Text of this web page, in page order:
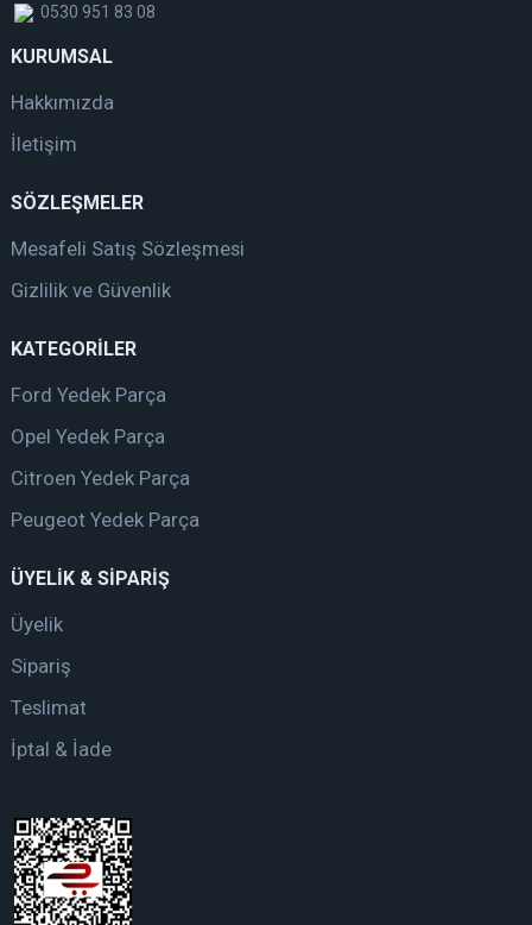
0530 951 83 08
KURUMSAL
Hakkımızda
İletişim
SÖZLEŞMELER
Mesafeli Satış Sözleşmesi
Gizlilik ve Güvenlik
KATEGORİLER
Ford Yedek Parça
Opel Yedek Parça
Citroen Yedek Parça
Peugeot Yedek Parça
ÜYELİK & SİPARİŞ
Üyelik
Sipariş
Teslimat
İptal & İade